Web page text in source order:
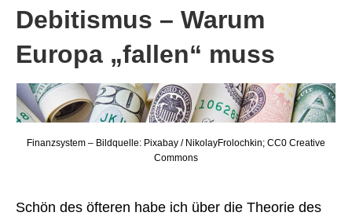
Debitismus – Warum
Europa „fallen“ muss
Finanzsystem – Bildquelle: Pixabay / NikolayFrolochkin; CC0 Creative
Commons
Schön des öfteren habe ich über die Theorie des